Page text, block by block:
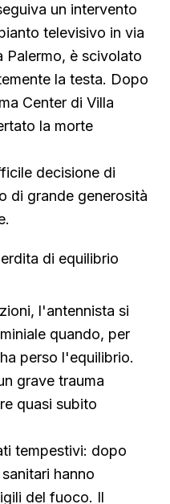
un intervento
televisivo in via
Palermo, è scivolato
la testa. Dopo
Center di Villa
la morte
decisione di
di grande generosità
di equilibrio
l'antennista si
quando, per
perso l'equilibrio.
grave trauma
quasi subito
tempestivi: dopo
hanno
del fuoco. Il